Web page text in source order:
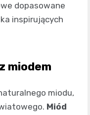
dopasowane
inspirujących
miodem
miodu,
Miód